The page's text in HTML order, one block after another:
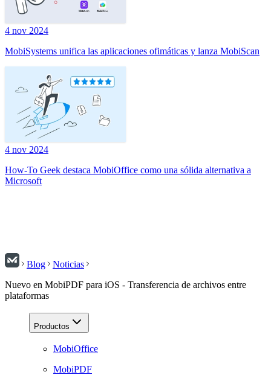
4 nov 2024
MobiSystems unifica las aplicaciones ofimáticas y lanza MobiScan
4 nov 2024
How-To Geek destaca MobiOffice como una sólida alternativa a
Microsoft
Blog
Noticias
Nuevo en MobiPDF para iOS - Transferencia de archivos entre
plataformas
Productos
MobiOffice
MobiPDF